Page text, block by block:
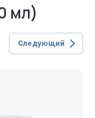
мл)
Следующий